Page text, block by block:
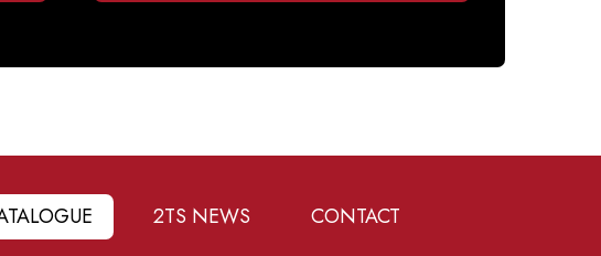
2TS NEWS CONTACT